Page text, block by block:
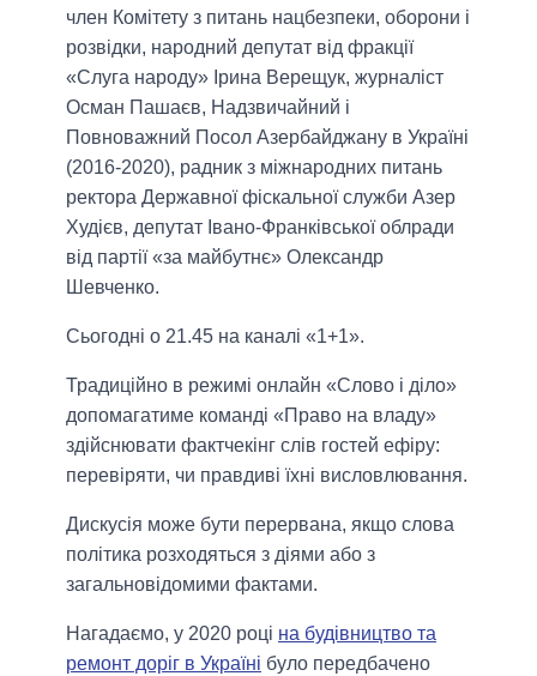
член Комітету з питань нацбезпеки, оборони і
розвідки, народний депутат від фракції
«Слуга народу» Ірина Верещук, журналіст
Осман Пашаєв, Надзвичайний і
Повноважний Посол Азербайджану в Україні
(2016-2020), радник з міжнародних питань
ректора Державної фіскальної служби Азер
Худієв, депутат Івано-Франківської облради
від партії «за майбутнє» Олександр
Шевченко.
Сьогодні о 21.45 на каналі «1+1».
Традиційно в режимі онлайн «Слово і діло»
допомагатиме команді «Право на владу»
здійснювати фактчекінг слів гостей ефіру:
перевіряти, чи правдиві їхні висловлювання.
Дискусія може бути перервана, якщо слова
політика розходяться з діями або з
загальновідомими фактами.
Нагадаємо, у 2020 році на будівництво та
ремонт доріг в Україні було передбачено